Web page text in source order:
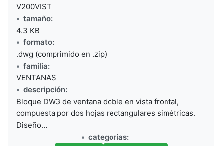
V200VIST
tamaño:
4.3 KB
formato:
.dwg (comprimido en .zip)
familia:
VENTANAS
descripción:
Bloque DWG de ventana doble en vista frontal,
compuesta por dos hojas rectangulares simétricas.
Diseño…
categorías: